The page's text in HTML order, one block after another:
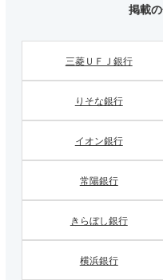
掲載
三菱ＵＦＪ銀行
りそな銀行
イオン銀行
常陽銀行
きらぼし銀行
横浜銀行